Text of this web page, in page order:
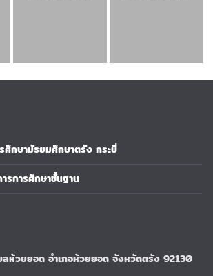
ศึกษามัธยมศึกษาตรัง กระบี่
รการศึกษาขั้นฐาน
ห้วยยอด อำเภอห้วยยอด จังหวัดตรัง 92130